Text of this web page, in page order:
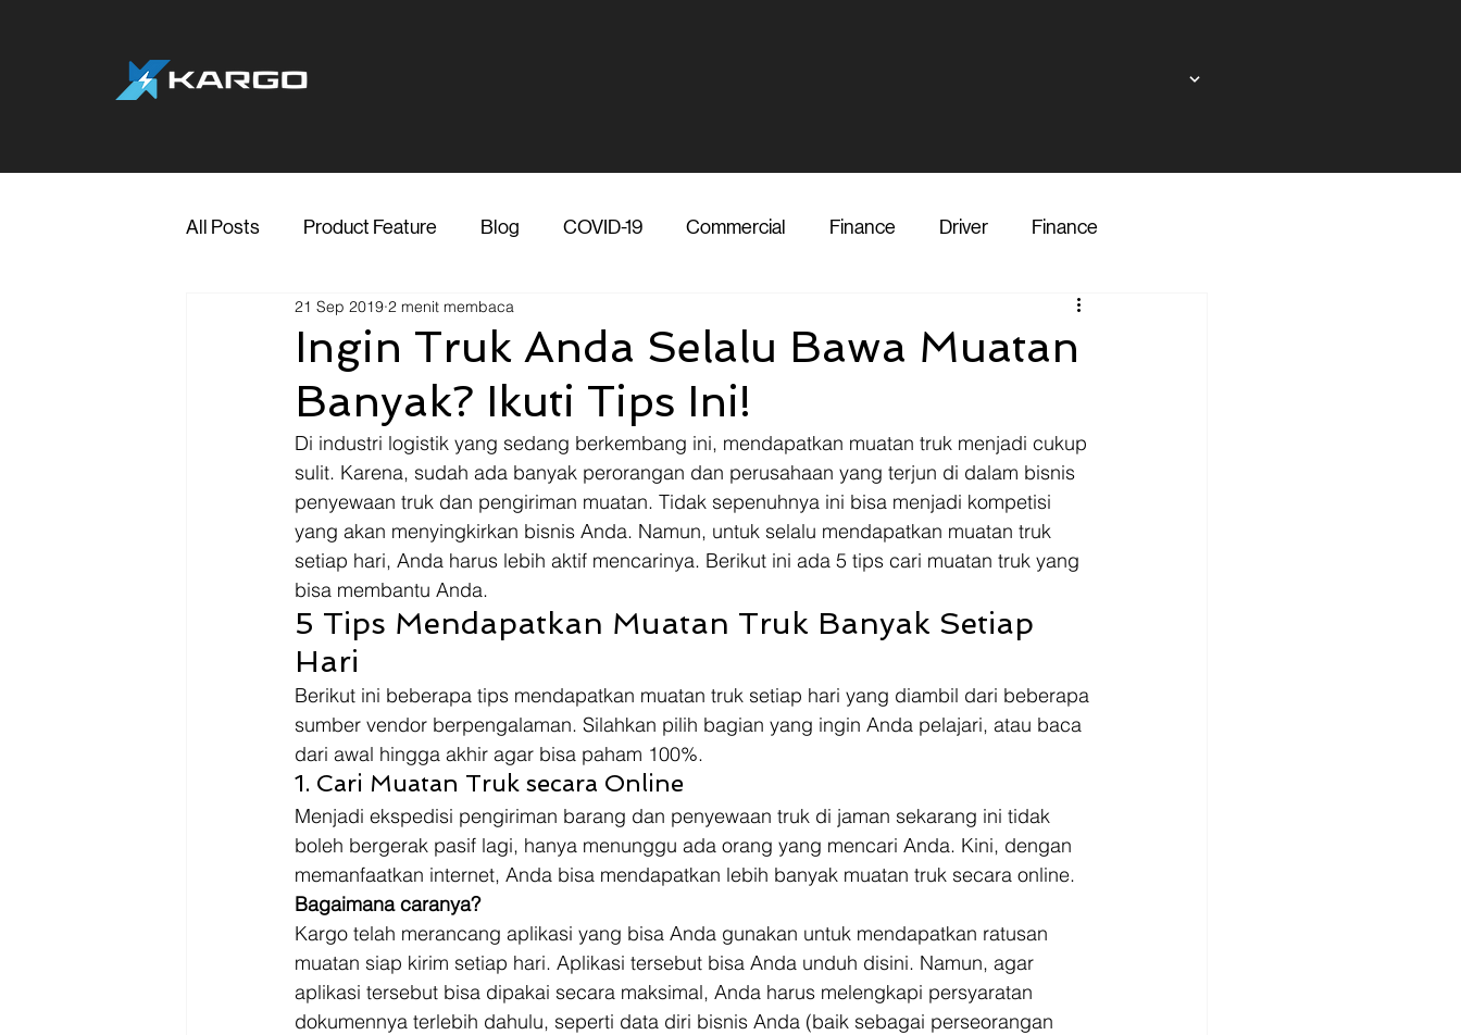
All Posts Product Feature Blog COVID-19 Commercial Finance Driver Finance
Marketing Media
Transporter Support Blog Vendor Shipper
Jakarta
Ingin Truk Anda Selalu Bawa Muatan
Banyak? Ikuti Tips Ini!
21 Sep 2019 2 menit membaca
Di industri logistik yang sedang berkembang ini, mendapatkan muatan truk menjadi cukup
sulit. Karena, sudah ada banyak perorangan dan perusahaan yang terjun di dalam bisnis
penyewaan truk dan pengiriman muatan. Tidak sepenuhnya ini bisa menjadi kompetisi
yang akan menyingkirkan bisnis Anda. Namun, untuk selalu mendapatkan muatan truk
setiap hari, Anda harus lebih aktif mencarinya. Berikut ini ada 5 tips cari muatan truk yang
bisa membantu Anda.
5 Tips Mendapatkan Muatan Truk Banyak Setiap
Hari
Berikut ini beberapa tips mendapatkan muatan truk setiap hari yang diambil dari beberapa
sumber vendor berpengalaman. Silahkan pilih bagian yang ingin Anda pelajari, atau baca
dari awal hingga akhir agar bisa paham 100%.
1. Cari Muatan Truk secara Online
Menjadi ekspedisi pengiriman barang dan penyewaan truk di jaman sekarang ini tidak
boleh bergerak pasif lagi, hanya menunggu ada orang yang mencari Anda. Kini, dengan
memanfaatkan internet, Anda bisa mendapatkan lebih banyak muatan truk secara online.
Bagaimana caranya?
Kargo telah merancang aplikasi yang bisa Anda gunakan untuk mendapatkan ratusan
muatan siap kirim setiap hari. Aplikasi tersebut bisa Anda unduh disini. Namun, agar
aplikasi tersebut bisa dipakai secara maksimal, Anda harus melengkapi persyaratan
dokumennya terlebih dahulu, seperti data diri bisnis Anda (baik sebagai perseorangan